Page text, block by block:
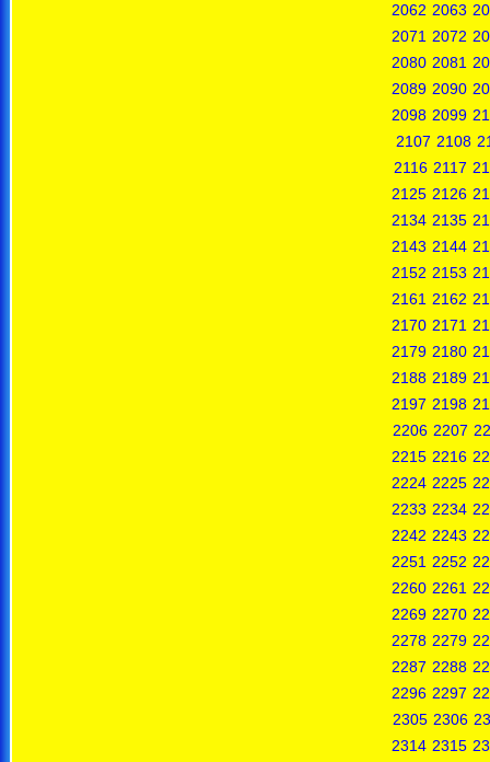
2062 2063
2071 2072
2080 2081
2089 2090
2098 2099
2107 2108
2116 2117
2125 2126
2134 2135
2143 2144
2152 2153
2161 2162
2170 2171
2179 2180
2188 2189
2197 2198
2206 2207
2215 2216
2224 2225
2233 2234
2242 2243
2251 2252
2260 2261
2269 2270
2278 2279
2287 2288
2296 2297
2305 2306
2314 2315